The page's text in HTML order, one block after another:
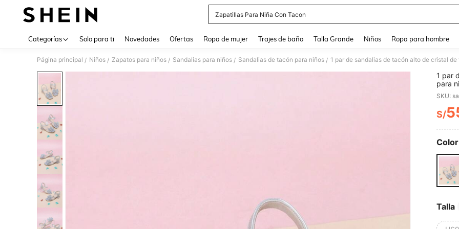
Zapatillas Para Niña Con Tacon
Categorías Solo para ti Novedades Ofertas Ropa de mujer Trajes de baño Talla Grande Niños Ropa para hombre
Página principal / Niños / Zapatos para niños / Sandalias para niños / Sandalias de tacón para niños /
1 par
para
de
cierre
niñas,
SKU:
S/
Talla